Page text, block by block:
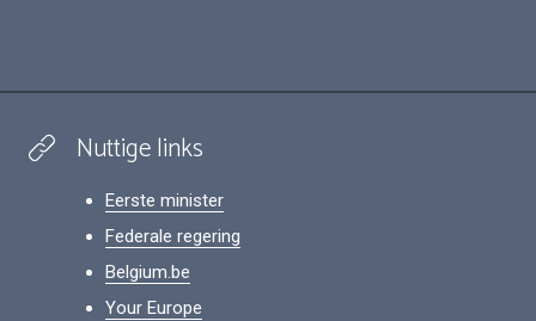
Nuttige links
Eerste minister
Federale regering
Belgium.be
Your Europe